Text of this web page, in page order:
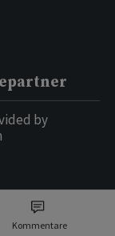
Kommentare
by